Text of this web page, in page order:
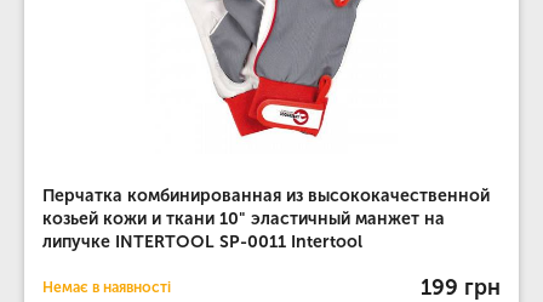
Перчатка комбинированная из высококачественной
козьей кожи и ткани 10" эластичный манжет на
липучке INTERTOOL SP-0011 Intertool
Немає в наявності 199 грн